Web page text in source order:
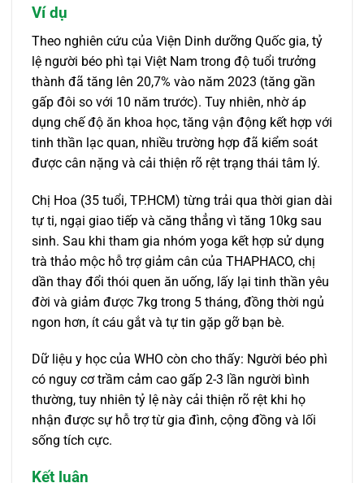
Ví dụ
Theo nghiên cứu của Viện Dinh dưỡng Quốc gia, tỷ
lệ người béo phì tại Việt Nam trong độ tuổi trưởng
thành đã tăng lên 20,7% vào năm 2023 (tăng gần
gấp đôi so với 10 năm trước). Tuy nhiên, nhờ áp
dụng chế độ ăn khoa học, tăng vận động kết hợp với
tinh thần lạc quan, nhiều trường hợp đã kiểm soát
được cân nặng và cải thiện rõ rệt trạng thái tâm lý.
Chị Hoa (35 tuổi, TP.HCM) từng trải qua thời gian dài
tự ti, ngại giao tiếp và căng thẳng vì tăng 10kg sau
sinh. Sau khi tham gia nhóm yoga kết hợp sử dụng
trà thảo mộc hỗ trợ giảm cân của THAPHACO, chị
dần thay đổi thói quen ăn uống, lấy lại tinh thần yêu
đời và giảm được 7kg trong 5 tháng, đồng thời ngủ
ngon hơn, ít cáu gắt và tự tin gặp gỡ bạn bè.
Dữ liệu y học của WHO còn cho thấy: Người béo phì
có nguy cơ trầm cảm cao gấp 2-3 lần người bình
thường, tuy nhiên tỷ lệ này cải thiện rõ rệt khi họ
nhận được sự hỗ trợ từ gia đình, cộng đồng và lối
sống tích cực.
Kết luận